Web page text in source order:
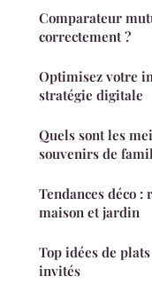
Comparateur
correctement ?
Optimisez votre
stratégie digitale
Quels sont les
souvenirs de
Tendances déco
maison et jardin
Top idées de
invités